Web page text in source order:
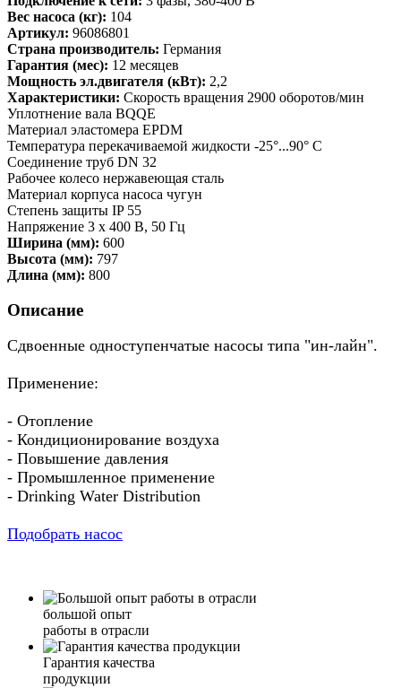
Вес насоса (кг): 104
Артикул: 96086801
Страна производитель: Германия
Гарантия (мес): 12 месяцев
Мощность эл.двигателя (кВт): 2,2
Характеристики: Скорость вращения 2900 оборотов/мин
Уплотнение вала BQQE
Материал эластомера EPDM
Температура перекачиваемой жидкости -25°...90° C
Соединение труб DN 32
Рабочее колесо нержавеющая сталь
Материал корпуса насоса чугун
Степень защиты IP 55
Напряжение 3 x 400 В, 50 Гц
Ширина (мм): 600
Высота (мм): 797
Длина (мм): 800
Описание
Сдвоенные одноступенчатые насосы типа "ин-лайн".
Применение:
- Отопление
- Кондиционирование воздуха
- Повышение давления
- Промышленное применение
- Drinking Water Distribution
Подобрать насос
большой опыт
работы в отрасли
Гарантия качества
продукции